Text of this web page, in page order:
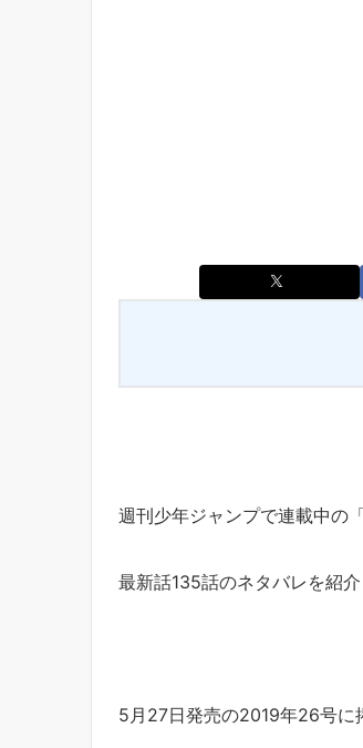
週刊少年ジャンプで連載中の
最新話135話のネタバレを紹介
5月27日発売の2019年26号に